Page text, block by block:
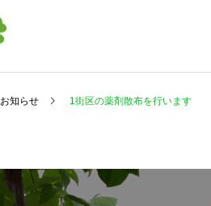
お知らせ 1街区の薬剤散布を行います